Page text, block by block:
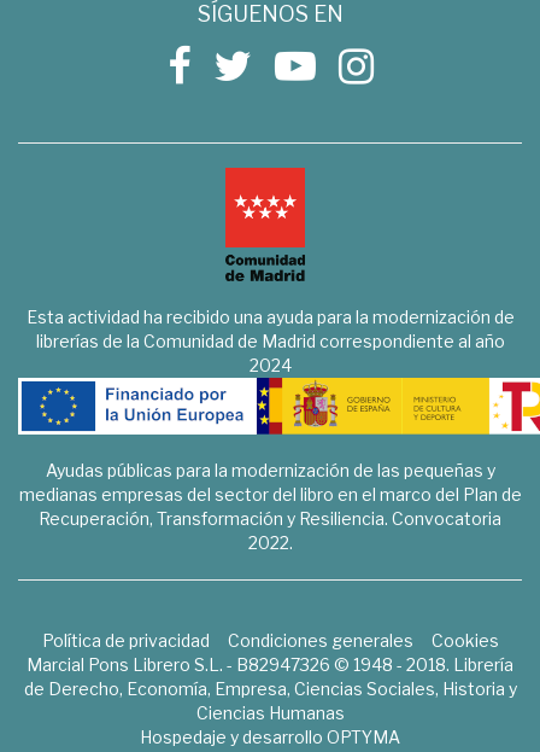
SÍGUENOS EN
Esta actividad ha recibido una ayuda para la modernización de
librerías de la Comunidad de Madrid correspondiente al año
2024
Ayudas públicas para la modernización de las pequeñas y
medianas empresas del sector del libro en el marco del Plan de
Recuperación, Transformación y Resiliencia. Convocatoria
2022.
Política de privacidad Condiciones generales
Cookies
Marcial Pons Librero S.L. - B82947326 © 1948 - 2018. Librería
de Derecho, Economía, Empresa, Ciencias Sociales, Historia y
Ciencias Humanas
Hospedaje y desarrollo OPTYMA